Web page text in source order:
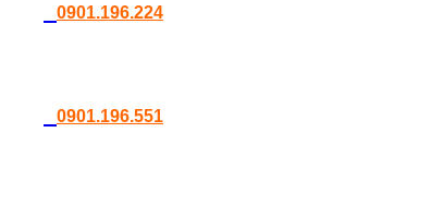
0901.196.224
0901.196.551